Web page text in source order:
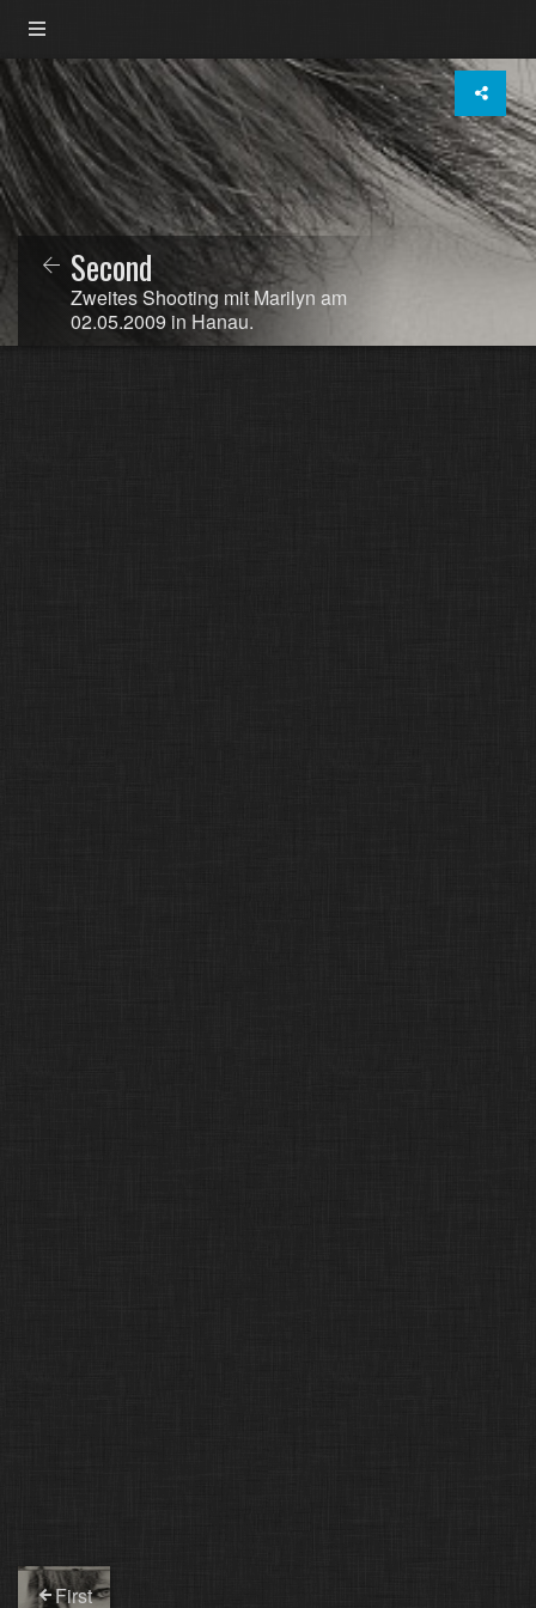
Second
Zweites Shooting mit Marilyn am
02.05.2009 in Hanau.
First